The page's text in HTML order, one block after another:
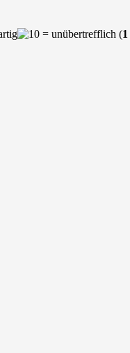
(1